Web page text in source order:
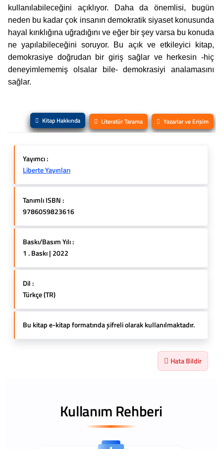
kullanılabileceğini açıklıyor. Daha da önemlisi, bugün
neden bu kadar çok insanın demokratik siyaset konusunda
hayal kırıklığına uğradığını ve eğer bir şey varsa bu konuda
ne yapılabileceğini soruyor. Bu açık ve etkileyici kitap,
demokrasiye doğrudan bir giriş sağlar ve herkesin -hiç
deneyimlememiş olsalar bile- demokrasiyi analamasını
sağlar.
Kitap Hakkında Literatür Tarama Yazarlar ve Erişim
Yayımcı :
Liberte Yayınları
Tanımlı ISBN :
9786059823616
Baskı/Basım Yılı :
1 . Baskı | 2022
Dil :
Türkçe (TR)
Bu kitap e-kitap formatında şifreli olarak kullanılmaktadır.
Hata Bildir
Kullanım Rehberi